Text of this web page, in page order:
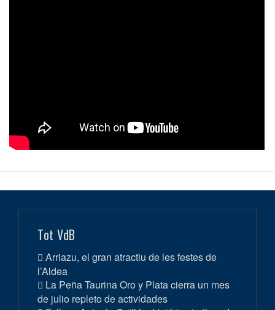
Tot VdB
Arriazu, el gran atractiu de les festes de
l’Aldea
La Peña Taurina Oro y Plata cierra un mes
de julio repleto de actividades